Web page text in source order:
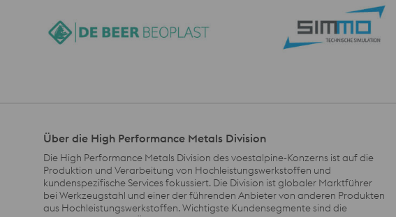
Über die High Performance Metals Division
Die High Performance Metals Division des voestalpine-Konzerns ist auf die
Produktion und Verarbeitung von Hochleistungswerkstoffen und
kundenspezifische Services fokussiert. Die Division ist globaler Marktführer
bei Werkzeugstahl und einer der führenden Anbieter von anderen Produkten
aus Hochleistungswerkstoffen. Wichtigste Kundensegmente sind die